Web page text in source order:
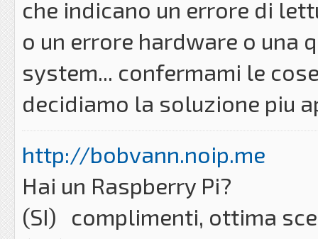
che indicano un errore di
o un errore hardware o una
system... confermami le
decidiamo la soluzione piu
http://bobvann.noip.me
Hai un Raspberry Pi?
(SI) complimenti, ottima